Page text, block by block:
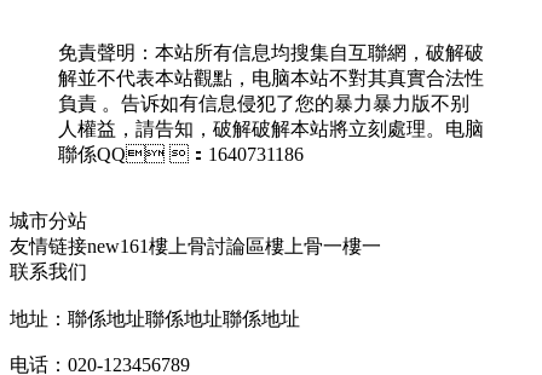
免責聲明：本站所有信息均搜集自互聯網，破解破
解並不代表本站觀點，电脑本站不對其真實合法性
負責 。告诉如有信息侵犯了您的暴力暴力版不别
人權益 ，請告知 ，破解破解本站將立刻處理。电脑
聯係QQ ：1640731186
城市分站
友情链接new161樓上骨討論區樓上骨一樓一
联系我们
地址：聯係地址聯係地址聯係地址
电话：020-123456789